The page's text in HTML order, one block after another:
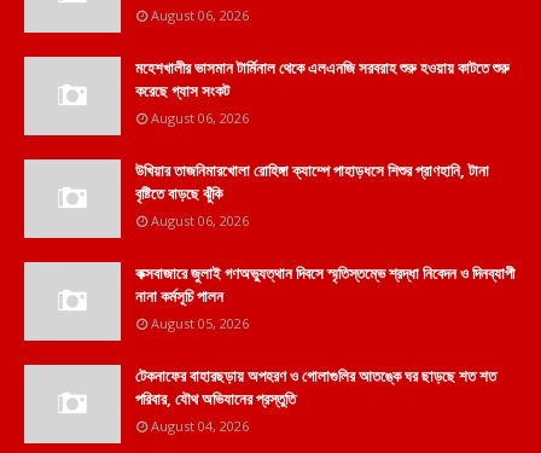
August 06, 2026
মহেশখালীর ভাসমান টার্মিনাল থেকে এলএনজি সরবরাহ শুরু হওয়ায় কাটতে শুরু
করেছে গ্যাস সংকট
August 06, 2026
উখিয়ার তাজনিমারখোলা রোহিঙ্গা ক্যাম্পে পাহাড়ধসে শিশুর প্রাণহানি, টানা
বৃষ্টিতে বাড়ছে ঝুঁকি
August 06, 2026
কক্সবাজারে জুলাই গণঅভ্যুত্থান দিবসে স্মৃতিস্তম্ভে শ্রদ্ধা নিবেদন ও দিনব্যাপী
নানা কর্মসূচি পালন
August 05, 2026
টেকনাফের বাহারছড়ায় অপহরণ ও গোলাগুলির আতঙ্কে ঘর ছাড়ছে শত শত
পরিবার, যৌথ অভিযানের প্রস্তুতি
August 04, 2026